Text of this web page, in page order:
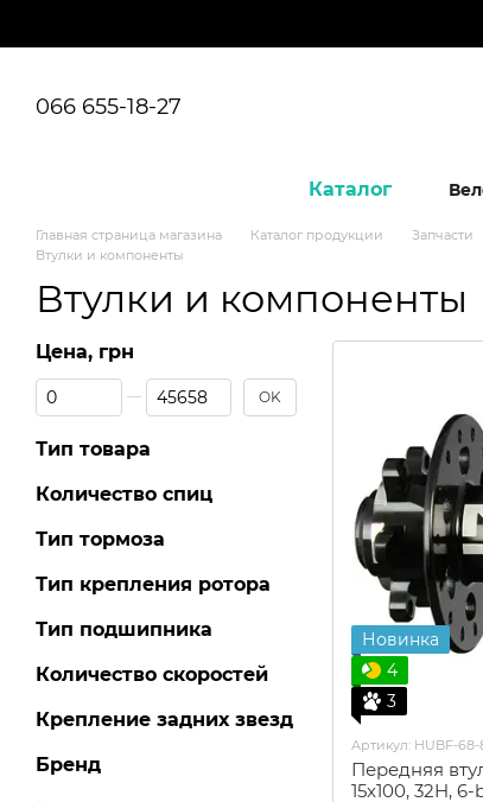
066 655-18-27
Каталог
Главная страница магазина Каталог продукции Запчасти
Втулки и компоненты
Втулки и компоненты
Новинка
4
3
Артикул: HUBF-68-
Передняя
15x100, 32H,
Цена, грн
От Цена, грн
До Цена, грн OK
Тип товара
Количество спиц
Тип тормоза
Тип крепления ротора
Тип подшипника
Количество скоростей
Крепление задних звезд
Бренд